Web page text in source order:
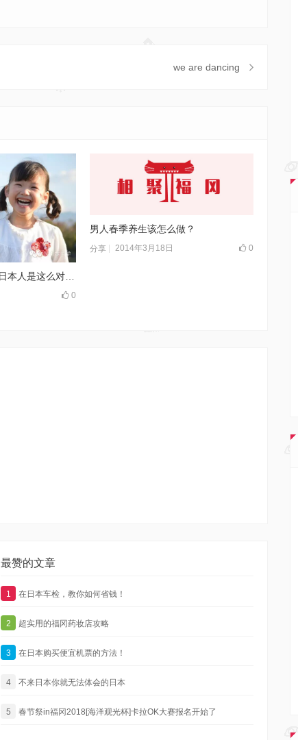
we are dancing
曝光拐卖儿童真相，日本人是这么对待人贩子的！
0
男人春季养生该怎么做？
分享 2014年3月18日 0
最赞的文章
1 在日本车检，教你如何省钱！
2 超实用的福冈药妆店攻略
3 在日本购买便宜机票的方法！
4 不来日本你就无法体会的日本
5 春节祭in福冈2018[海洋观光杯]卡拉OK大赛报名开始了